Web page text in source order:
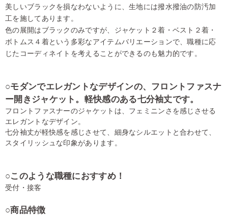
美しいブラックを損なわないように、生地には撥水撥油の防汚加
工を施してあります。
色の展開はブラックのみですが、ジャケット２着・ベスト２着・
ボトムス４着という多彩なアイテムバリエーションで、職種に応
じたコーディネイトを考えることができるのも魅力的です。
○モダンでエレガントなデザインの、フロントファスナ
ー開きジャケット。軽快感のある七分袖丈です。
フロントファスナーのジャケットは、フェミニンさを感じさせる
エレガントなデザイン。
七分袖丈が軽快感を感じさせて、細身なシルエットと合わせて、
スタイリッシュな印象があります。
○このような職種におすすめ！
受付・接客
○商品特徴